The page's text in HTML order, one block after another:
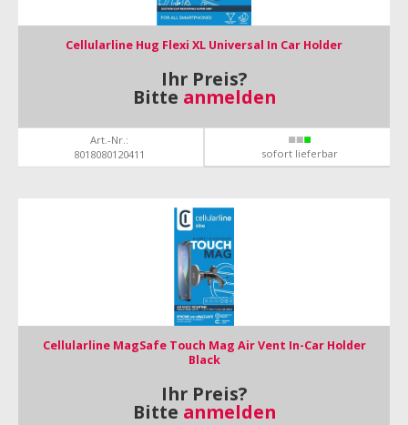
Cellularline Hug Flexi XL Universal In Car Holder
Ihr Preis?
Bitte anmelden
Art.-Nr.:
8018080120411
sofort lieferbar
Cellularline MagSafe Touch Mag Air Vent In-Car Holder
Black
Ihr Preis?
Bitte anmelden